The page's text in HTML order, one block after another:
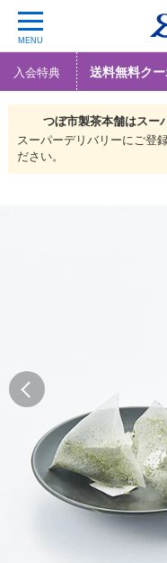
MENU
入会特典 送料無料ク
つぼ市製茶本舗はスー
スーパーデリバリーにご登
ださい。